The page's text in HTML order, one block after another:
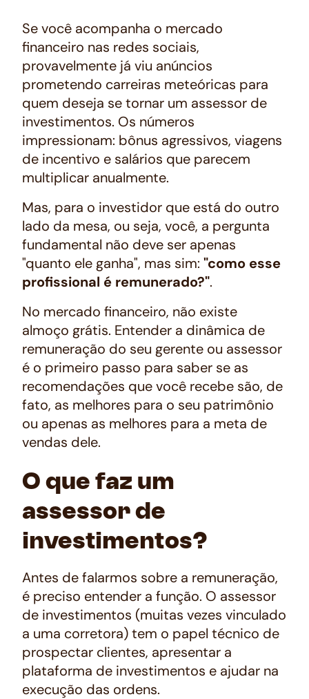
Se você acompanha o mercado
financeiro nas redes sociais,
provavelmente já viu anúncios
prometendo carreiras meteóricas para
quem deseja se tornar um assessor de
investimentos. Os números
impressionam: bônus agressivos, viagens
de incentivo e salários que parecem
multiplicar anualmente.
Mas, para o investidor que está do outro
lado da mesa, ou seja, você, a pergunta
fundamental não deve ser apenas
"quanto ele ganha", mas sim: "como esse
profissional é remunerado?".
No mercado financeiro, não existe
almoço grátis. Entender a dinâmica de
remuneração do seu gerente ou assessor
é o primeiro passo para saber se as
recomendações que você recebe são, de
fato, as melhores para o seu patrimônio
ou apenas as melhores para a meta de
vendas dele.
O que faz um
assessor de
investimentos?
Antes de falarmos sobre a remuneração,
é preciso entender a função. O assessor
de investimentos (muitas vezes vinculado
a uma corretora) tem o papel técnico de
prospectar clientes, apresentar a
plataforma de investimentos e ajudar na
execução das ordens.